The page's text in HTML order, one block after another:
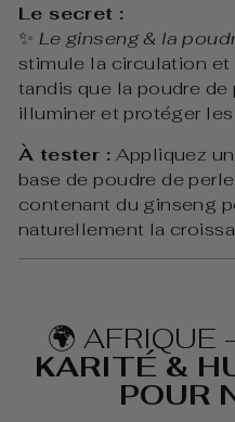
Le secret :
✨ Le ginseng & la
stimule la circulation et
tandis que la poudre
illuminer et protéger
À tester : Appliquez
base de poudre de
contenant du ginseng
naturellement la
🌍 AFRIQUE
KARITÉ &
POUR